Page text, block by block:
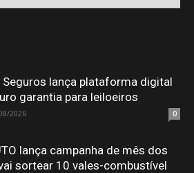
Seguros lança plataforma digital
garantia para leiloeiros
2026 0
lança campanha de mês dos
sortear 10 vales-combustível